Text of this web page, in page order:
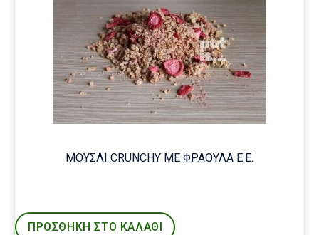
ΜΟΥΣΛΙ CRUNCHY ΜΕ ΦΡΑΟΥΛΑ Ε.Ε.
ΠΡΟΣΘΉΚΗ ΣΤΟ ΚΑΛΑΘΙ